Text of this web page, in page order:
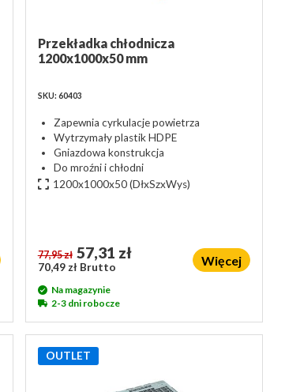
Przekładka chłodnicza
1200x1000x50 mm
SKU: 60403
Zapewnia cyrkulacje powietrza
Wytrzymały plastik HDPE
Gniazdowa konstrukcja
Do mroźni i chłodni
1200x1000x50(DłxSzxWys)
77,95 zł 57,31 zł
70,49 zł Brutto Więcej
Na magazynie
2-3 dni robocze
OUTLET